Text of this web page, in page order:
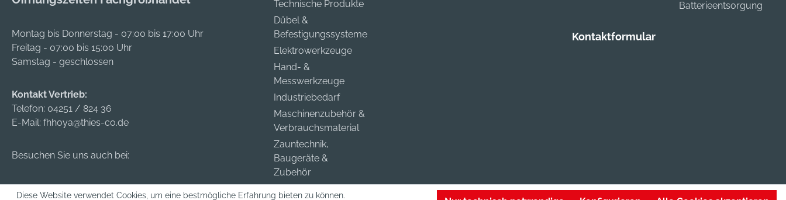
Montag bis Donnerstag - 07:00 bis 17:00 Uhr
Freitag - 07:00 bis 15:00 Uhr
Samstag - geschlossen
Kontakt Vertrieb:
Telefon: 04251 / 824 36
E-Mail: fhhoya@thies-co.de
Besuchen Sie uns auch bei:
Technische Produkte
Dübel &
Befestigungssysteme
Elektrowerkzeuge
Hand- &
Messwerkzeuge
Industriebedarf
Maschinenzubehör &
Verbrauchsmaterial
Zauntechnik,
Baugeräte &
Zubehör
Kontaktformular
Batterieentsorgung
Diese Website verwendet Cookies, um eine bestmögliche Erfahrung bieten zu können.